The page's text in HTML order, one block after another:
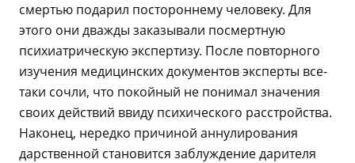
смертью подарил постороннему человеку. Для
этого они дважды заказывали посмертную
психиатрическую экспертизу. После повторного
изучения медицинских документов эксперты все-
таки сочли, что покойный не понимал значения
своих действий ввиду психического расстройства.
Наконец, нередко причиной аннулирования
дарственной становится заблуждение дарителя